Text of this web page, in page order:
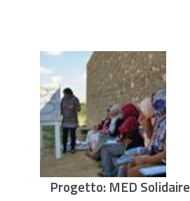
Progetto: MED Solidaire